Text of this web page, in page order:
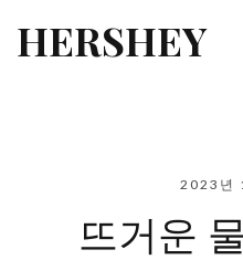
HERSHEY
2023년
뜨거운